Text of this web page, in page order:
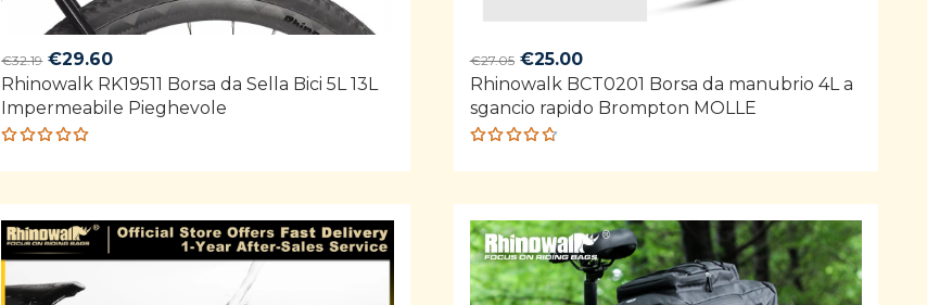
€32.19 Original
price
was:
€32.19.
€29.60Current
price
is:
Rhinowalk RK19511 Borsa da Sella Bici 5L 13L
Impermeabile Pieghevole
Rated
of 5
€27.05 Original
price
was:
€27.05.
€25.00Current
price
is:
Rhinowalk BCT0201 Borsa da manubrio 4L a
sgancio rapido Brompton MOLLE
Rated
out of 5